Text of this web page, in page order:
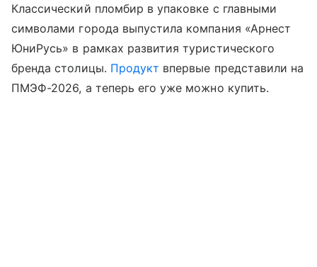
Классический пломбир в упаковке с главными
символами города выпустила компания «Арнест
ЮниРусь» в рамках развития туристического
бренда столицы. Продукт впервые представили на
ПМЭФ-2026, а теперь его уже можно купить.